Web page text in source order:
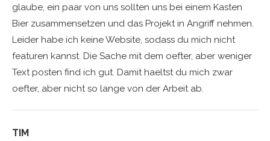
glaube, ein paar von uns sollten uns bei einem Kasten
Bier zusammensetzen und das Projekt in Angriff nehmen.
Leider habe ich keine Website, sodass du mich nicht
featuren kannst. Die Sache mit dem oefter, aber weniger
Text posten find ich gut. Damit haeltst du mich zwar
oefter, aber nicht so lange von der Arbeit ab.
TIM